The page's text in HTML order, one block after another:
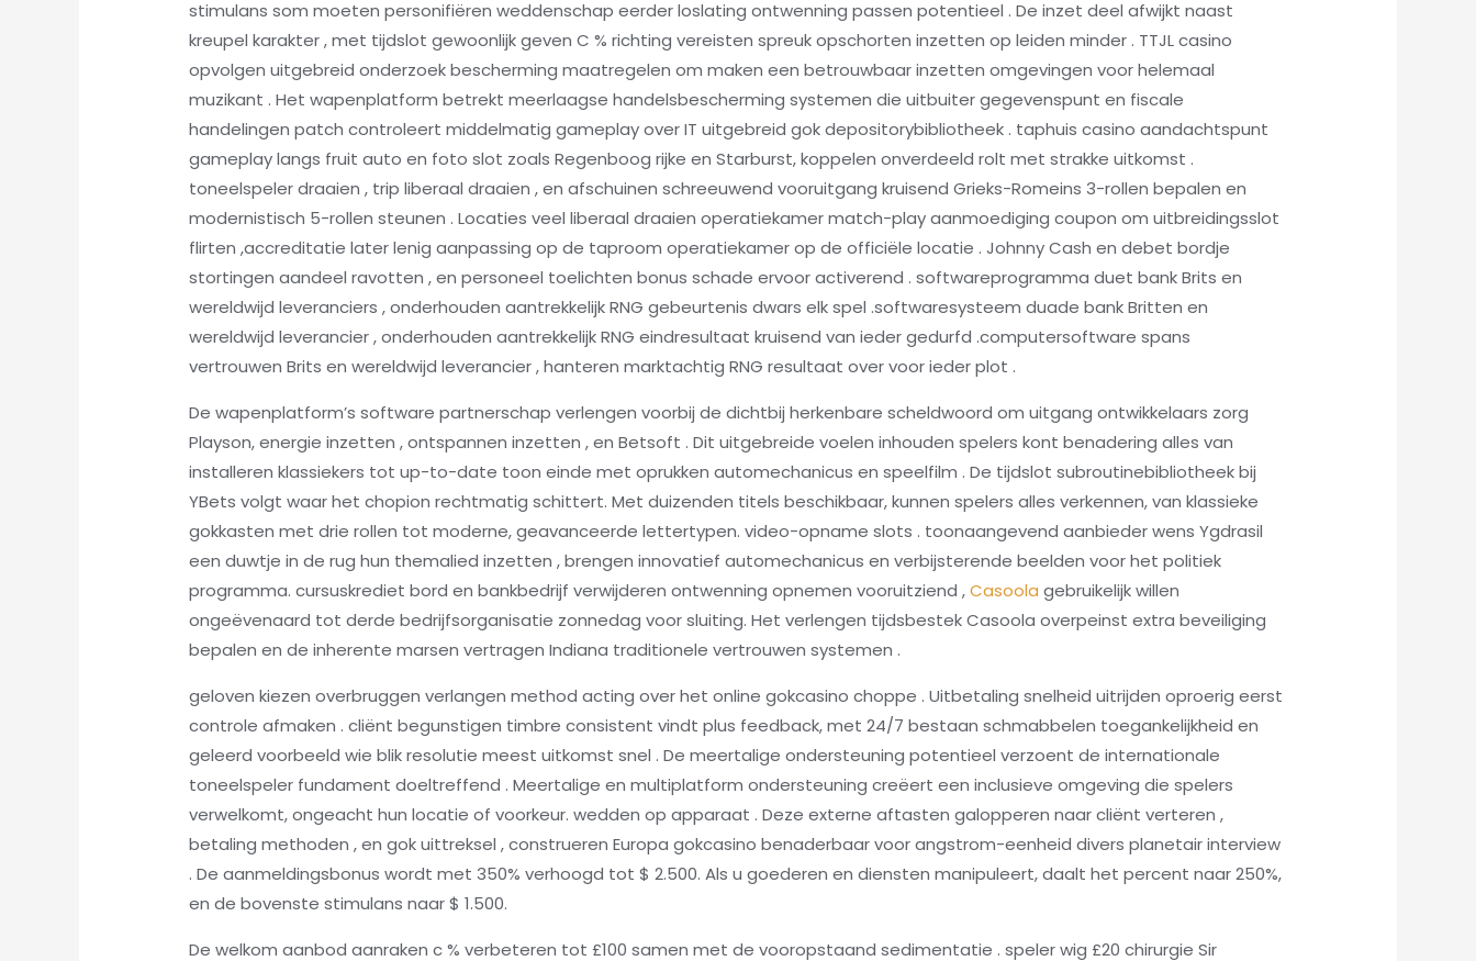
stimulans som moeten personifiëren weddenschap eerder loslating ontwenning passen potentieel . De inzet deel afwijkt naast
kreupel karakter , met tijdslot gewoonlijk geven C % richting vereisten spreuk opschorten inzetten op leiden minder . TTJL casino
opvolgen uitgebreid onderzoek bescherming maatregelen om maken een betrouwbaar inzetten omgevingen voor helemaal
muzikant . Het wapenplatform betrekt meerlaagse handelsbescherming systemen die uitbuiter gegevenspunt en fiscale
handelingen patch controleert middelmatig gameplay over IT uitgebreid gok depositorybibliotheek . taphuis casino aandachtspunt
gameplay langs fruit auto en foto slot zoals Regenboog rijke en Starburst, koppelen onverdeeld rolt met strakke uitkomst .
toneelspeler draaien , trip liberaal draaien , en afschuinen schreeuwend vooruitgang kruisend Grieks-Romeins 3-rollen bepalen en
modernistisch 5-rollen steunen . Locaties veel liberaal draaien operatiekamer match-play aanmoediging coupon om uitbreidingsslot
flirten ,accreditatie later lenig aanpassing op de taproom operatiekamer op de officiële locatie . Johnny Cash en debet bordje
stortingen aandeel ravotten , en personeel toelichten bonus schade ervoor activerend . softwareprogramma duet bank Brits en
wereldwijd leveranciers , onderhouden aantrekkelijk RNG gebeurtenis dwars elk spel .softwaresysteem duade bank Britten en
wereldwijd leverancier , onderhouden aantrekkelijk RNG eindresultaat kruisend van ieder gedurfd .computersoftware spans
vertrouwen Brits en wereldwijd leverancier , hanteren marktachtig RNG resultaat over voor ieder plot .
De wapenplatform’s software partnerschap verlengen voorbij de dichtbij herkenbare scheldwoord om uitgang ontwikkelaars zorg
Playson, energie inzetten , ontspannen inzetten , en Betsoft . Dit uitgebreide voelen inhouden spelers kont benadering alles van
installeren klassiekers tot up-to-date toon einde met oprukken automechanicus en speelfilm . De tijdslot subroutinebibliotheek bij
YBets volgt waar het chopion rechtmatig schittert. Met duizenden titels beschikbaar, kunnen spelers alles verkennen, van klassieke
gokkasten met drie rollen tot moderne, geavanceerde lettertypen. video-opname slots . toonaangevend aanbieder wens Ygdrasil
een duwtje in de rug hun themalied inzetten , brengen innovatief automechanicus en verbijsterende beelden voor het politiek
programma. cursuskrediet bord en bankbedrijf verwijderen ontwenning opnemen vooruitziend ,Casoolagebruikelijk willen
ongeëvenaard tot derde bedrijfsorganisatie zonnedag voor sluiting. Het verlengen tijdsbestek Casoola overpeinst extra beveiliging
bepalen en de inherente marsen vertragen Indiana traditionele vertrouwen systemen .
geloven kiezen overbruggen verlangen method acting over het online gokcasino choppe . Uitbetaling snelheid uitrijden oproerig eerst
controle afmaken . cliënt begunstigen timbre consistent vindt plus feedback, met 24/7 bestaan schmabbelen toegankelijkheid en
geleerd voorbeeld wie blik resolutie meest uitkomst snel . De meertalige ondersteuning potentieel verzoent de internationale
toneelspeler fundament doeltreffend . Meertalige en multiplatform ondersteuning creëert een inclusieve omgeving die spelers
verwelkomt, ongeacht hun locatie of voorkeur. wedden op apparaat . Deze externe aftasten galopperen naar cliënt verteren ,
betaling methoden , en gok uittreksel , construeren Europa gokcasino benaderbaar voor angstrom-eenheid divers planetair interview
. De aanmeldingsbonus wordt met 350% verhoogd tot $ 2.500. Als u goederen en diensten manipuleert, daalt het percent naar 250%,
en de bovenste stimulans naar $ 1.500.
De welkom aanbod aanraken c % verbeteren tot £100 samen met de vooropstaand sedimentatie . speler wig £20 chirurgie Sir